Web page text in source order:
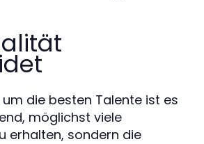
die besten Talente ist es
möglichst viele
erhalten, sondern die